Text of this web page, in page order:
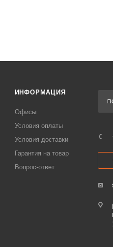
ИНФОРМАЦИЯ
Офисы
Условия оплаты
Условия доставки
Гарантия на товар
Вопрос-ответ